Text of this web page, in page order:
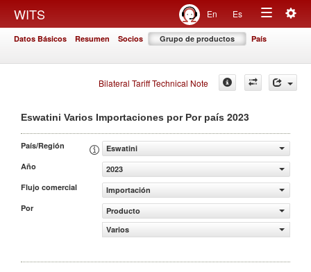
WITS En Es
Toggle
Datos Básicos Resumen Socios Grupo de productos País
Bilateral Tariff Technical Note
Eswatini Varios Importaciones por Por país 2023
País/Región
Eswatini
Año
2023
Flujo comercial
Importación
Por
Producto
Varios